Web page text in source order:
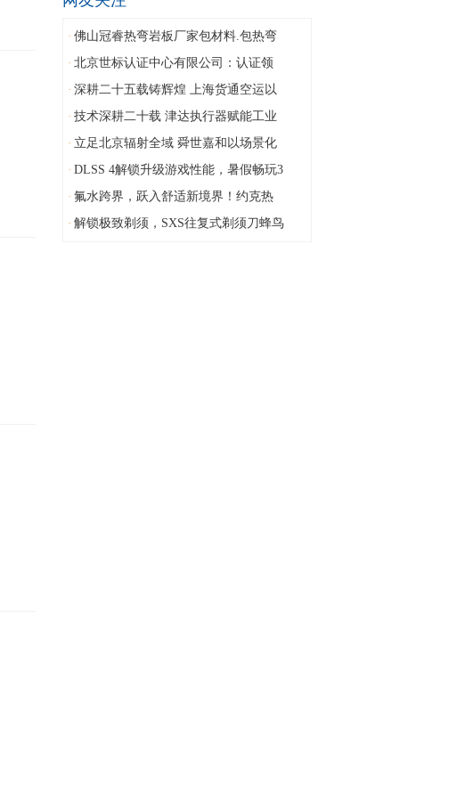
· 佛山冠睿热弯岩板厂家包材料.包热弯
· 北京世标认证中心有限公司：认证领
· 深耕二十五载铸辉煌 上海货通空运以
· 技术深耕二十载 津达执行器赋能工业
· 立足北京辐射全域 舜世嘉和以场景化
· DLSS 4解锁升级游戏性能，暑假畅玩3
· 氟水跨界，跃入舒适新境界！约克热
· 解锁极致剃须，SXS往复式剃须刀蜂鸟